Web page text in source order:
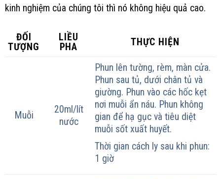
kinh nghiệm của chúng tôi thì nó không hiệu quả cao.
ĐỐI
TƯỢNG
LIỀU
PHA
THỰC HIỆN
Muỗi
20ml/lít
nước
Phun lên tường, rèm, màn cửa.
Phun sau tủ, dưới chân tủ và
giường. Phun vào các hốc kẹt
nơi muỗi ẩn náu. Phun không
gian để hạ gục và tiêu diệt
muỗi sốt xuất huyết.
Thời gian cách ly sau khi phun:
1 giờ